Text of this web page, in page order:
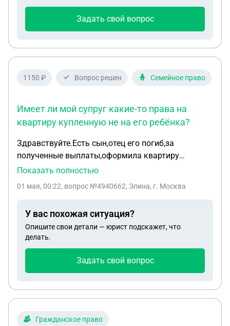
Задать свой вопрос
1150 ₽ Вопрос решен Семейное право
Имеет ли мой супруг какие-то права на
квартиру купленную не на его ребёнка?
Здравствуйте.Есть сын,отец его погиб,за
полученные выплаты,оформила квартиру
купленную на него,он не совершеннолетний,и я
вышла замуж.Имеет ли мой супруг какие-то
Показать полностью
01 мая, 00:22, вопрос №4940662, Элина, г. Москва
У вас похожая ситуация?
Опишите свои детали — юрист подскажет, что
делать.
Задать свой вопрос
Гражданское право